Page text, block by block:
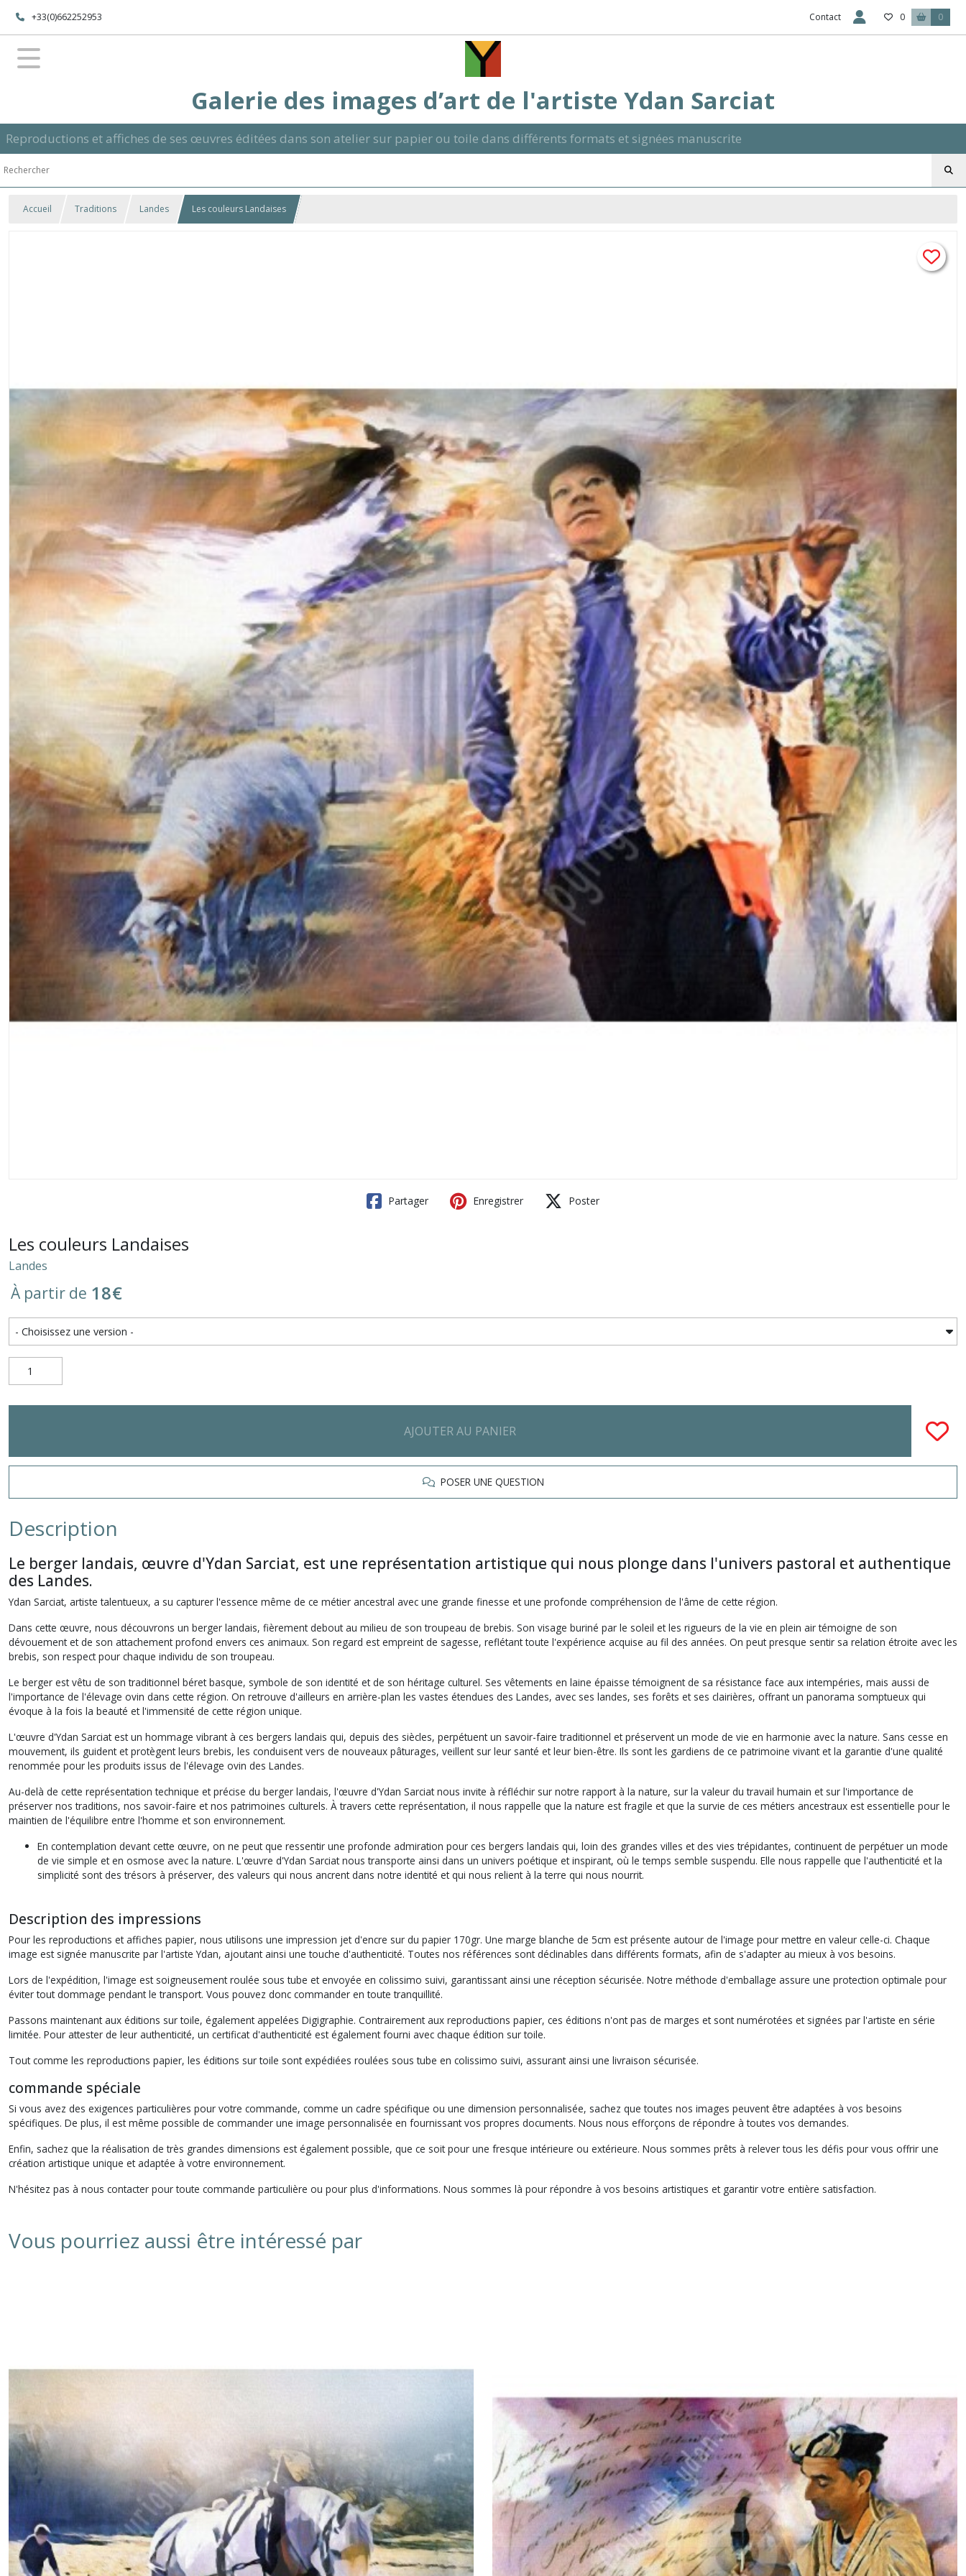
+33(0)662252953 Contact 0 0
Galerie des images d’art de l'artiste Ydan Sarciat
Reproductions et affiches de ses œuvres éditées dans son atelier sur papier ou toile dans différents formats et signées manuscrite
Accueil Traditions Landes Les couleurs Landaises
Partager Enregistrer Poster
Les couleurs Landaises
Landes
À partir de 18€
AJOUTER AU PANIER
POSER UNE QUESTION
Description
Le berger landais, œuvre d'Ydan Sarciat, est une représentation artistique qui nous plonge dans l'univers pastoral et authentique
des Landes.
Ydan Sarciat, artiste talentueux, a su capturer l'essence même de ce métier ancestral avec une grande finesse et une profonde compréhension de l'âme de cette région.
Dans cette œuvre, nous découvrons un berger landais, fièrement debout au milieu de son troupeau de brebis. Son visage buriné par le soleil et les rigueurs de la vie en plein air témoigne de son
dévouement et de son attachement profond envers ces animaux. Son regard est empreint de sagesse, reflétant toute l'expérience acquise au fil des années. On peut presque sentir sa relation étroite avec les
brebis, son respect pour chaque individu de son troupeau.
Le berger est vêtu de son traditionnel béret basque, symbole de son identité et de son héritage culturel. Ses vêtements en laine épaisse témoignent de sa résistance face aux intempéries, mais aussi de
l'importance de l'élevage ovin dans cette région. On retrouve d'ailleurs en arrière-plan les vastes étendues des Landes, avec ses landes, ses forêts et ses clairières, offrant un panorama somptueux qui
évoque à la fois la beauté et l'immensité de cette région unique.
L'œuvre d'Ydan Sarciat est un hommage vibrant à ces bergers landais qui, depuis des siècles, perpétuent un savoir-faire traditionnel et préservent un mode de vie en harmonie avec la nature. Sans cesse en
mouvement, ils guident et protègent leurs brebis, les conduisent vers de nouveaux pâturages, veillent sur leur santé et leur bien-être. Ils sont les gardiens de ce patrimoine vivant et la garantie d'une qualité
renommée pour les produits issus de l'élevage ovin des Landes.
Au-delà de cette représentation technique et précise du berger landais, l'œuvre d'Ydan Sarciat nous invite à réfléchir sur notre rapport à la nature, sur la valeur du travail humain et sur l'importance de
préserver nos traditions, nos savoir-faire et nos patrimoines culturels. À travers cette représentation, il nous rappelle que la nature est fragile et que la survie de ces métiers ancestraux est essentielle pour le
maintien de l'équilibre entre l'homme et son environnement.
En contemplation devant cette œuvre, on ne peut que ressentir une profonde admiration pour ces bergers landais qui, loin des grandes villes et des vies trépidantes, continuent de perpétuer un mode
de vie simple et en osmose avec la nature. L'œuvre d'Ydan Sarciat nous transporte ainsi dans un univers poétique et inspirant, où le temps semble suspendu. Elle nous rappelle que l'authenticité et la
simplicité sont des trésors à préserver, des valeurs qui nous ancrent dans notre identité et qui nous relient à la terre qui nous nourrit.
Description des impressions
Pour les reproductions et affiches papier, nous utilisons une impression jet d'encre sur du papier 170gr. Une marge blanche de 5cm est présente autour de l'image pour mettre en valeur celle-ci. Chaque
image est signée manuscrite par l'artiste Ydan, ajoutant ainsi une touche d'authenticité. Toutes nos références sont déclinables dans différents formats, afin de s'adapter au mieux à vos besoins.
Lors de l'expédition, l'image est soigneusement roulée sous tube et envoyée en colissimo suivi, garantissant ainsi une réception sécurisée. Notre méthode d'emballage assure une protection optimale pour
éviter tout dommage pendant le transport. Vous pouvez donc commander en toute tranquillité.
Passons maintenant aux éditions sur toile, également appelées Digigraphie. Contrairement aux reproductions papier, ces éditions n'ont pas de marges et sont numérotées et signées par l'artiste en série
limitée. Pour attester de leur authenticité, un certificat d'authenticité est également fourni avec chaque édition sur toile.
Tout comme les reproductions papier, les éditions sur toile sont expédiées roulées sous tube en colissimo suivi, assurant ainsi une livraison sécurisée.
commande spéciale
Si vous avez des exigences particulières pour votre commande, comme un cadre spécifique ou une dimension personnalisée, sachez que toutes nos images peuvent être adaptées à vos besoins
spécifiques. De plus, il est même possible de commander une image personnalisée en fournissant vos propres documents. Nous nous efforçons de répondre à toutes vos demandes.
Enfin, sachez que la réalisation de très grandes dimensions est également possible, que ce soit pour une fresque intérieure ou extérieure. Nous sommes prêts à relever tous les défis pour vous offrir une
création artistique unique et adaptée à votre environnement.
N'hésitez pas à nous contacter pour toute commande particulière ou pour plus d'informations. Nous sommes là pour répondre à vos besoins artistiques et garantir votre entière satisfaction.
Vous pourriez aussi être intéressé par